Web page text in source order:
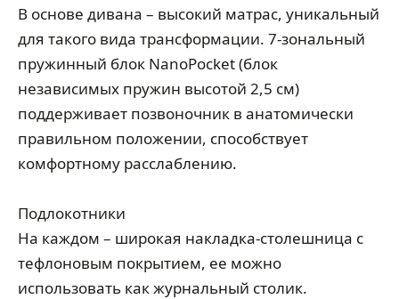
В основе дивана – высокий матрас, уникальный
для такого вида трансформации. 7-зональный
пружинный блок NanoPocket (блок
независимых пружин высотой 2,5 см)
поддерживает позвоночник в анатомически
правильном положении, способствует
комфортному расслаблению.
Подлокотники
На каждом – широкая накладка-столешница с
тефлоновым покрытием, ее можно
использовать как журнальный столик.